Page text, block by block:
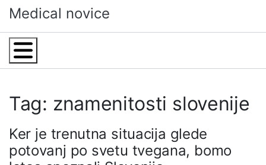
Skip
to
content
Medical novice
Menu
Tag: znamenitosti slovenije
Ker je trenutna situacija glede
potovanj po svetu tvegana, bomo